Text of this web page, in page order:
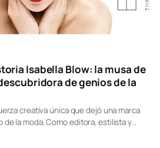
Isabella Blow: la musa de
de genios de la
creativa única que dejó una marca
de la moda. Como editora, estilista y…